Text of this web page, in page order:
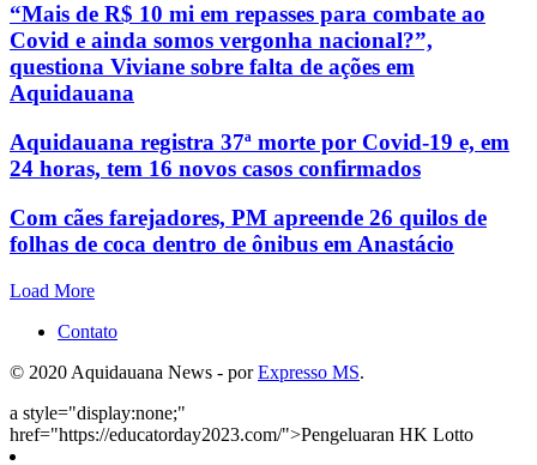
“Mais de R$ 10 mi em repasses para combate ao
Covid e ainda somos vergonha nacional?”,
questiona Viviane sobre falta de ações em
Aquidauana
Aquidauana registra 37ª morte por Covid-19 e, em
24 horas, tem 16 novos casos confirmados
Com cães farejadores, PM apreende 26 quilos de
folhas de coca dentro de ônibus em Anastácio
Load More
Contato
© 2020 Aquidauana News - porExpresso MS.
a style="display:none;"
href="https://educatorday2023.com/">Pengeluaran HK Lotto